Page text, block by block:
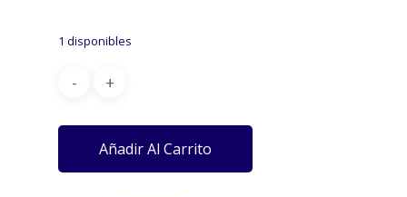
1 disponibles
Añadir Al Carrito